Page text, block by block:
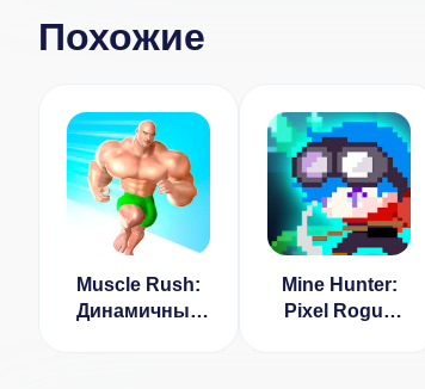
Похожие
Muscle Rush:
Динамичный
Mine Hunter:
Pixel Rogue